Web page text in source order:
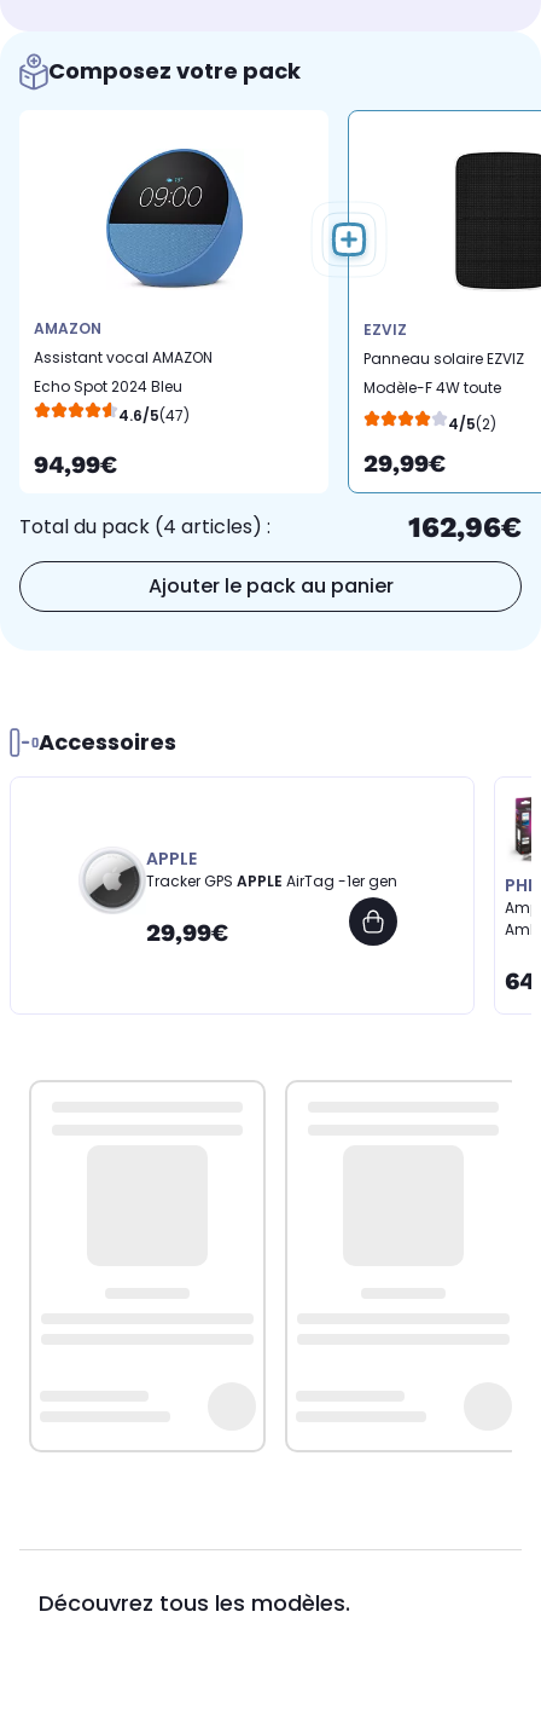
Composez votre pack
AMAZON
Assistant vocal AMAZON
Echo Spot 2024 Bleu
4.6/5(47)
94,99€
EZVIZ
Panneau solaire EZVIZ
Modèle-F 4W toute
caméra sur batterie
4/5(2)
29,99€
Total du pack (4 articles) : 162,96€
Ajouter le pack au panier
Accessoires
APPLE
Tracker GPS APPLE AirTag -1er gen
29,99€
Découvrez tous les modèles.